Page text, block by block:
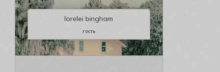
lorelei bingham
гость